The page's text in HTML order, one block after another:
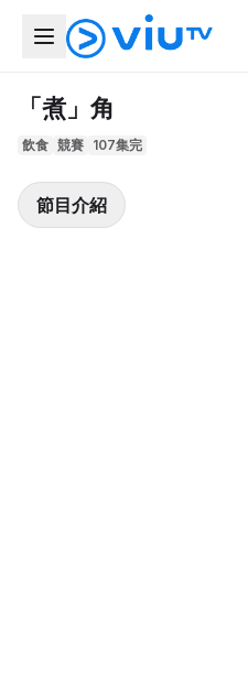
「煮」角
飲食 競賽 107集完
節目介紹